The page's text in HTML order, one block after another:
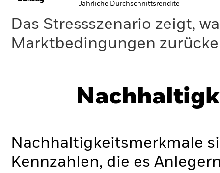
Jährliche Durchschnittsrendite
Das Stressszenario zeigt,
Marktbedingungen
Nachhaltigkeitsmerkmale
Kennzahlen, die es